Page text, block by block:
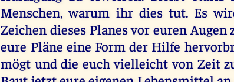
Menschen, warum ihr dies tut. Es
Zeichen dieses Planes vor euren
eure Pläne eine Form der Hilfe
mögt und die euch vielleicht von Zeit